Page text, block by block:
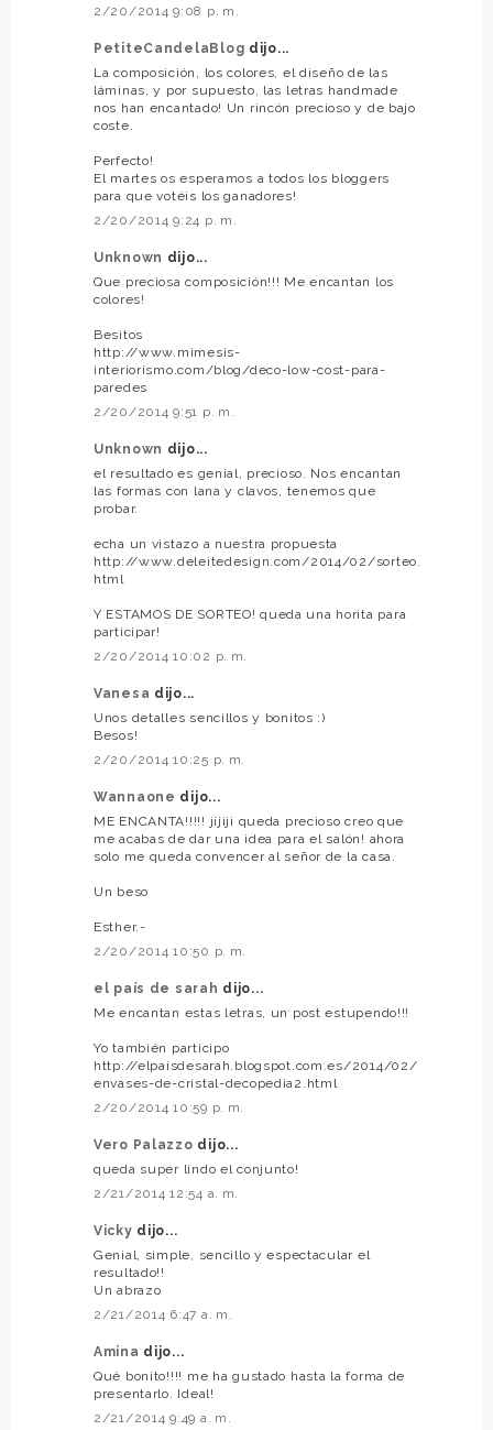
2/20/2014 9:08 p. m.
PetiteCandelaBlog dijo...
La composición, los colores, el diseño de las
láminas, y por supuesto, las letras handmade
nos han encantado! Un rincón precioso y de bajo
coste.
Perfecto!
El martes os esperamos a todos los bloggers
para que votéis los ganadores!
2/20/2014 9:24 p. m.
Unknown dijo...
Que preciosa composición!!! Me encantan los
colores!
Besitos
http://www.mimesis-
interiorismo.com/blog/deco-low-cost-para-
paredes
2/20/2014 9:51 p. m.
Unknown dijo...
el resultado es genial, precioso. Nos encantan
las formas con lana y clavos, tenemos que
probar.
echa un vistazo a nuestra propuesta
http://www.deleitedesign.com/2014/02/sorteo.
html
Y ESTAMOS DE SORTEO! queda una horita para
participar!
2/20/2014 10:02 p. m.
Vanesa dijo...
Unos detalles sencillos y bonitos :)
Besos!
2/20/2014 10:25 p. m.
Wannaone dijo...
ME ENCANTA!!!!! jijiji queda precioso creo que
me acabas de dar una idea para el salón! ahora
solo me queda convencer al señor de la casa.
Un beso
Esther.-
2/20/2014 10:50 p. m.
el país de sarah dijo...
Me encantan estas letras, un post estupendo!!!
Yo también participo
http://elpaisdesarah.blogspot.com.es/2014/02/
envases-de-cristal-decopedia2.html
2/20/2014 10:59 p. m.
Vero Palazzo dijo...
queda super lindo el conjunto!
2/21/2014 12:54 a. m.
Vicky dijo...
Genial, simple, sencillo y espectacular el
resultado!!
Un abrazo
2/21/2014 6:47 a. m.
Amina dijo...
Qué bonito!!!! me ha gustado hasta la forma de
presentarlo. Ideal!
2/21/2014 9:49 a. m.